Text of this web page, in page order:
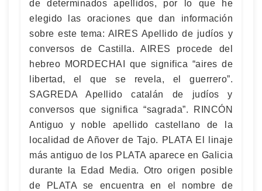
de determinados apellidos, por lo que he
elegido las oraciones que dan información
sobre este tema: AIRES Apellido de judíos y
conversos de Castilla. AIRES procede del
hebreo MORDECHAI que significa “aires de
libertad, el que se revela, el guerrero”.
SAGREDA Apellido catalán de judíos y
conversos que significa “sagrada”. RINCÓN
Antiguo y noble apellido castellano de la
localidad de Añover de Tajo. PLATA El linaje
más antiguo de los PLATA aparece en Galicia
durante la Edad Media. Otro origen posible
de PLATA se encuentra en el nombre de